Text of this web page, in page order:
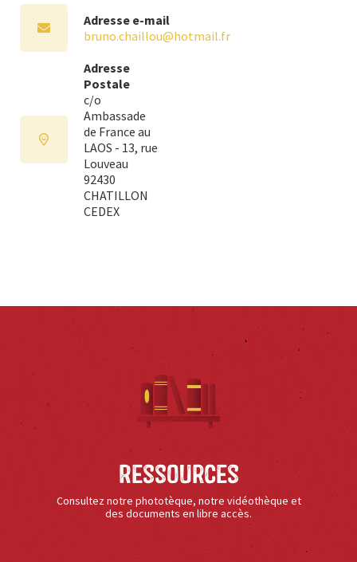
Adresse e-mail
bruno.chaillou@hotmail.fr
Adresse
Postale
c/o
Ambassade
de France au
LAOS - 13, rue
Louveau
92430
CHATILLON
CEDEX
Ressources
Consultez notre phototèque, notre vidéothèque et
des documents en libre accès.